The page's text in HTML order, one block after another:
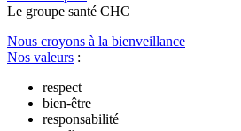
Le groupe santé CHC
Nous croyons à la bienveillance
Nos valeurs :
respect
bien-être
responsabilité